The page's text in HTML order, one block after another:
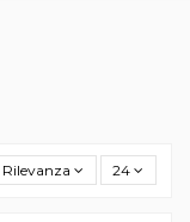
Rilevanza 24